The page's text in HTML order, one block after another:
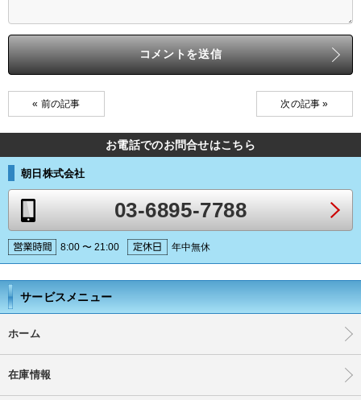
« 前の記事 次の記事 »
お電話でのお問合せはこちら
朝日株式会社
03-6895-7788
8:00 〜 21:00 年中無休
サービスメニュー
ホーム
在庫情報